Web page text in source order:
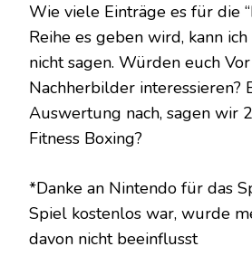
Wie viele Einträge es für die
Reihe es geben wird, kann
nicht sagen. Würden euch
Nachherbilder interessieren?
Auswertung nach, sagen wir
Fitness Boxing?
*Danke an Nintendo für das
Spiel kostenlos war, wurde
davon nicht beeinflusst